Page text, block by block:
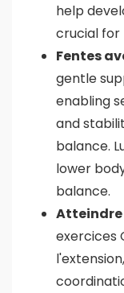
help
crucial for
Fentes
gentle
enabling
and
balance.
lower
balance.
Atteindre
exercices